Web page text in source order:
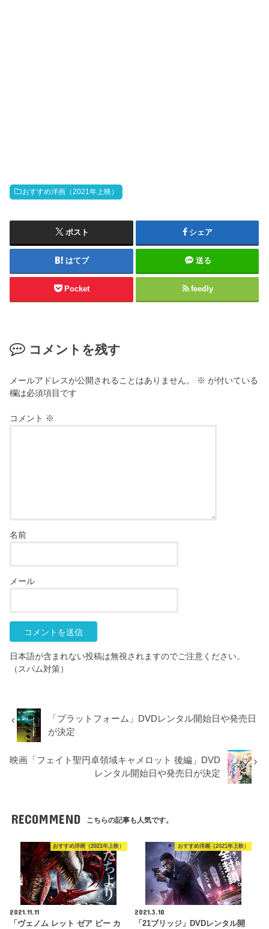
おすすめ洋画（2021年上映）
ポスト シェア
はてブ 送る
Pocket feedly
コメントを残す
メールアドレスが公開されることはありません。 ※ が付いている
欄は必須項目です
コメント ※
名前
メール
日本語が含まれない投稿は無視されますのでご注意ください。
（スパム対策）
「プラットフォーム」DVDレンタル開始日や発売日
が決定
映画「フェイト聖円卓領域キャメロット 後編」DVD
レンタル開始日や発売日が決定
RECOMMEND こちらの記事も人気です。
おすすめ洋画（2021年上映）
2021.11.11
「ヴェノム レット ゼア ビー カ
おすすめ洋画（2021年上映）
2021.3.10
「21ブリッジ」DVDレンタル開